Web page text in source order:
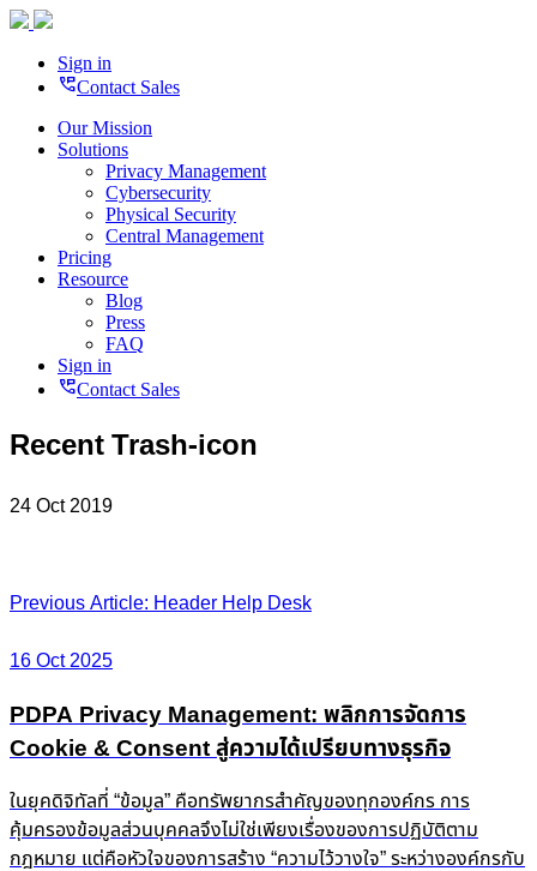
Sign in
perm_phone_msgContact Sales
Our Mission
Solutions
Privacy Management
Cybersecurity
Physical Security
Central Management
Pricing
Resource
Blog
Press
FAQ
Sign in
perm_phone_msgContact Sales
Recent Trash-icon
24 Oct 2019
Post
navigation
Previous Article: Header Help Desk
16 Oct 2025
PDPA Privacy Management: พลิกการจัดการ
Cookie & Consent สู่ความได้เปรียบทางธุรกิจ
ในยุคดิจิทัลที่ “ข้อมูล” คือทรัพยากรสำคัญของทุกองค์กร การ
คุ้มครองข้อมูลส่วนบุคคลจึงไม่ใช่เพียงเรื่องของการปฏิบัติตาม
กฎหมาย แต่คือหัวใจของการสร้าง “ความไว้วางใจ” ระหว่างองค์กรกับ